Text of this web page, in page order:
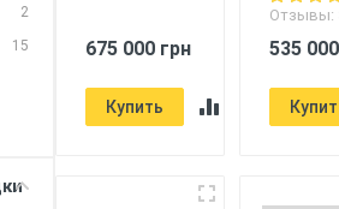
2
15 675 000 грн
Купить
Отзывы:
535